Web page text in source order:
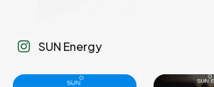
SUN Energy